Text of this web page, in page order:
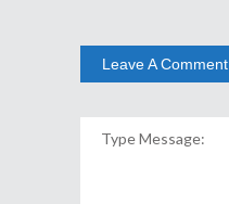
Leave A Comment